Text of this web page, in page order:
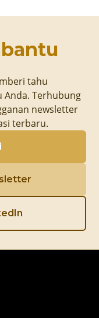
tahu
Anda. Terhubung
newsletter
terbaru.